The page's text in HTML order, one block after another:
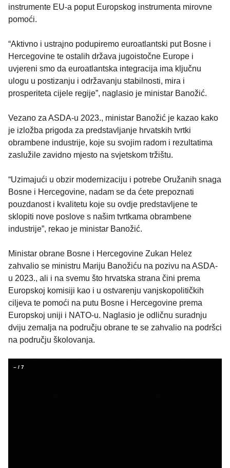
instrumente EU-a poput Europskog instrumenta mirovne
pomoći.
“Aktivno i ustrajno podupiremo euroatlantski put Bosne i
Hercegovine te ostalih država jugoistočne Europe i
uvjereni smo da euroatlantska integracija ima ključnu
ulogu u postizanju i održavanju stabilnosti, mira i
prosperiteta cijele regije”, naglasio je ministar Banožić.
Vezano za ASDA-u 2023., ministar Banožić je kazao kako
je izložba prigoda za predstavljanje hrvatskih tvrtki
obrambene industrije, koje su svojim radom i rezultatima
zaslužile zavidno mjesto na svjetskom tržištu.
“Uzimajući u obzir modernizaciju i potrebe Oružanih snaga
Bosne i Hercegovine, nadam se da ćete prepoznati
pouzdanost i kvalitetu koje su ovdje predstavljene te
sklopiti nove poslove s našim tvrtkama obrambene
industrije”, rekao je ministar Banožić.
Ministar obrane Bosne i Hercegovine Zukan Helez
zahvalio se ministru Mariju Banožiću na pozivu na ASDA-
u 2023., ali i na svemu što hrvatska strana čini prema
Europskoj komisiji kao i u ostvarenju vanjskopolitičkih
ciljeva te pomoći na putu Bosne i Hercegovine prema
Europskoj uniji i NATO-u. Naglasio je odličnu suradnju
dviju zemalja na području obrane te se zahvalio na podršci
na području školovanja.
– / 7